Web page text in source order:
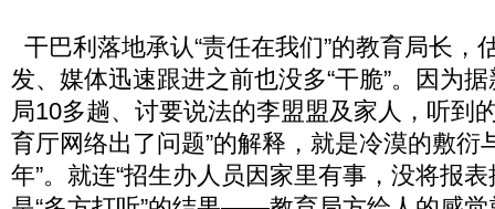
干巴利落地承认“责任在我们”的教育局长，
发、媒体迅速跟进之前也没多“干脆”。因为
局10多趟、讨要说法的李盟盟及家人，听到
育厅网络出了问题”的解释，就是冷漠的敷
年”。就连“招生办人员因家里有事，没将报